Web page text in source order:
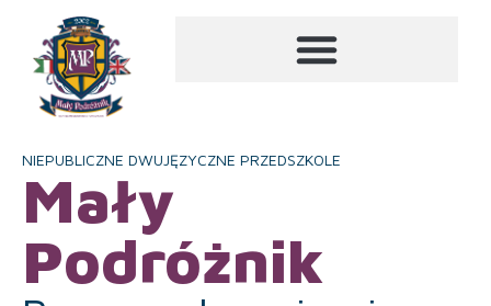
NIEPUBLICZNE DWUJĘZYCZNE PRZEDSZKOLE
Mały
Podróżnik